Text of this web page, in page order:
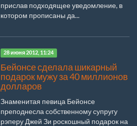
прислав подходящее уведомление, в
котором прописаны да...
28 июня 2012, 11:24
Бейонсе сделала шикарный
подарок мужу за 40 миллионов
долларов
Знаменитая певица Бейонсе
преподнесла собственному супругу
рэперу Джей Зи роскошный подарок на